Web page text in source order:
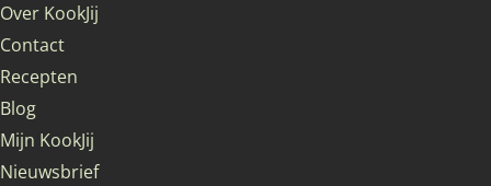
Over KookJij
Contact
Recepten
Blog
Mijn KookJij
Nieuwsbrief